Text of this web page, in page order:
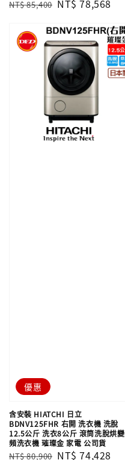
Regular
NT$ 85,400 Sale
NT$ 78,568
優惠
含安裝 HIATCHI 日立
BDNV125FHR 右開 洗衣機 洗脫
12.5公斤 洗衣8公斤 滾筒洗脫烘變
頻洗衣機 璀璨金 家電 公司貨
Regular
NT$ 80,900 Sale
NT$ 74,428